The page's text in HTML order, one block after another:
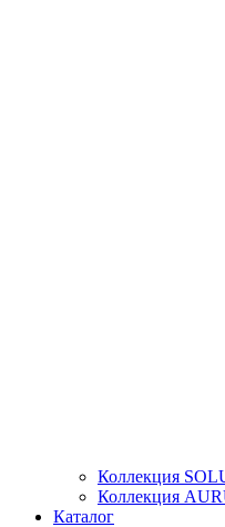
Коллекция
Коллекция
Каталог